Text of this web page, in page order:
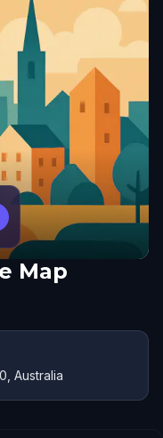
Map
Australia